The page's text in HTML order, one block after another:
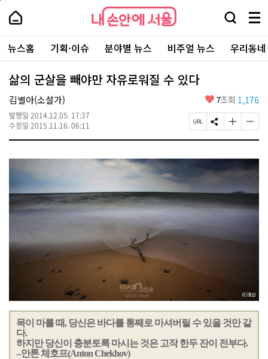
본
로
가
내
손
안
에
서
울
-
서
울
시
대
표
소
포
털
내
손
에
울
검
창
열
기
메
뉴
전
체
보
주
요
서
뉴스홈 기획·이슈 분야별 뉴스 비주얼 뉴스 우리동
삶의 군살을 빼야만 자유로워질 수 있다
김별아(소설가)
발행일 2014.12.05. 17:37
수정일 2015.11.16. 06:11
좋
요
7조회 1,176
페
이
U
L
복
사
S
N
공
하
기
글
자
기
크
변
경
하
기
글
자
기
작
변
경
하
기
목이 마를 때, 당신은 바다를 통째로 마셔버릴 수 있을 것만 같
다.
하지만 당신이 충분토록 마시는 것은 고작 한두 잔이 전부다.
--안톤 체호프(Anton Chekhov)
페
상
단
로